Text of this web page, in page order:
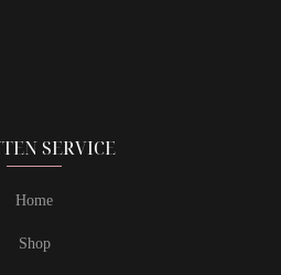
SERVICE
Home
Shop